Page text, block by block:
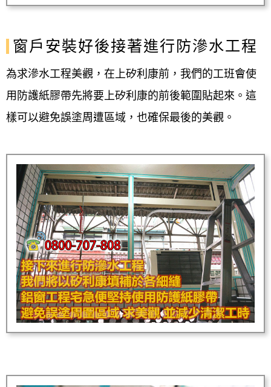
窗戶安裝好後接著進行防滲水工程
為求滲水工程美觀，在上矽利康前，我們的工班會使
用防護紙膠帶先將要上矽利康的前後範圍貼起來。這
樣可以避免誤塗周遭區域，也確保最後的美觀。